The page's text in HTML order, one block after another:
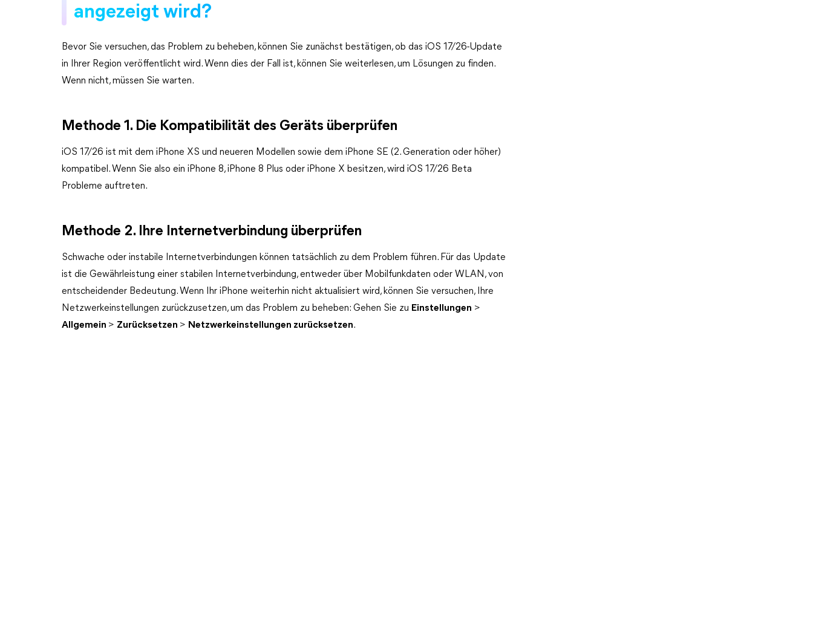
angezeigt wird?
Bevor Sie versuchen, das Problem zu beheben, können Sie zunächst bestätigen, ob das iOS 17/26-Update
in Ihrer Region veröffentlicht wird. Wenn dies der Fall ist, können Sie weiterlesen, um Lösungen zu finden.
Wenn nicht, müssen Sie warten.
Methode 1. Die Kompatibilität des Geräts überprüfen
iOS 17/26 ist mit dem iPhone XS und neueren Modellen sowie dem iPhone SE (2. Generation oder höher)
kompatibel. Wenn Sie also ein iPhone 8, iPhone 8 Plus oder iPhone X besitzen, wird iOS 17/26 Beta
Probleme auftreten.
Methode 2. Ihre Internetverbindung überprüfen
Schwache oder instabile Internetverbindungen können tatsächlich zu dem Problem führen. Für das Update
ist die Gewährleistung einer stabilen Internetverbindung, entweder über Mobilfunkdaten oder WLAN, von
entscheidender Bedeutung. Wenn Ihr iPhone weiterhin nicht aktualisiert wird, können Sie versuchen, Ihre
Netzwerkeinstellungen zurückzusetzen, um das Problem zu beheben: Gehen Sie zu Einstellungen >
Allgemein > Zurücksetzen > Netzwerkeinstellungen zurücksetzen.